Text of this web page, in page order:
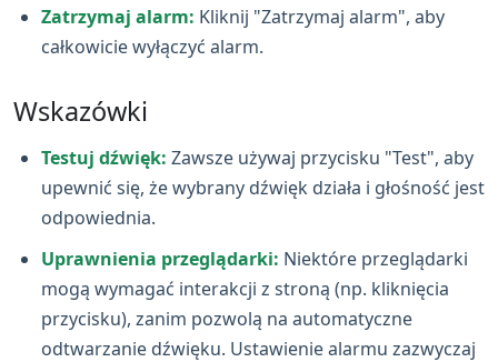
Zatrzymaj alarm: Kliknij "Zatrzymaj alarm", aby
całkowicie wyłączyć alarm.
Wskazówki
Testuj dźwięk: Zawsze używaj przycisku "Test", aby
upewnić się, że wybrany dźwięk działa i głośność jest
odpowiednia.
Uprawnienia przeglądarki: Niektóre przeglądarki
mogą wymagać interakcji z stroną (np. kliknięcia
przycisku), zanim pozwolą na automatyczne
odtwarzanie dźwięku. Ustawienie alarmu zazwyczaj